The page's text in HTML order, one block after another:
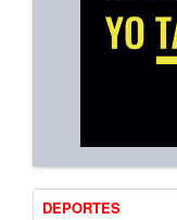
DEPORTES